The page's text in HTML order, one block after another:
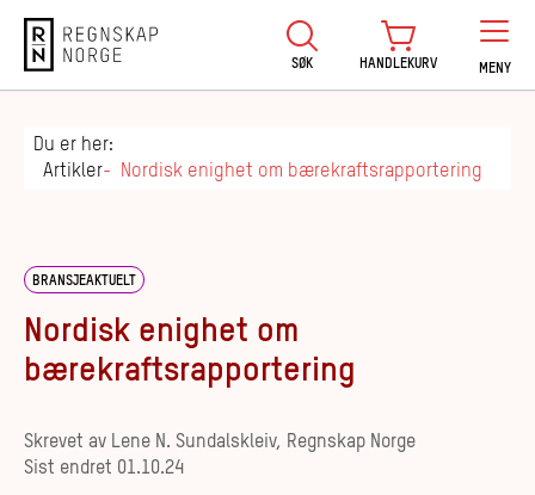
Regnskap Norge
SØK HANDLEKURV MENY
Du er her:
Artikler
Nordisk enighet om bærekraftsrapportering
BRANSJEAKTUELT
Nordisk enighet om
bærekraftsrapportering
Skrevet av Lene N. Sundalskleiv, Regnskap Norge
Sist endret 01.10.24